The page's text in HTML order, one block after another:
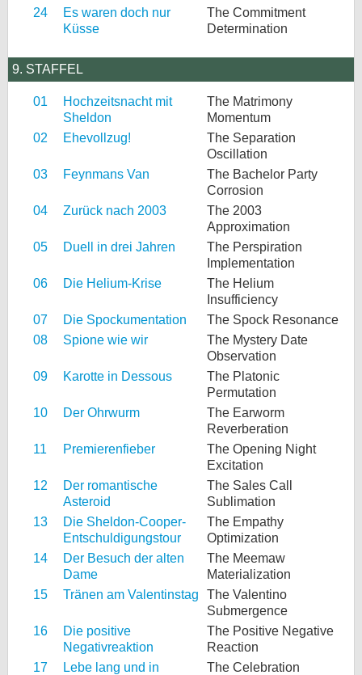
24
Es waren doch nur
Küsse
The Commitment
Determination
9. STAFFEL
01
Hochzeitsnacht mit
Sheldon
The Matrimony
Momentum
02
Ehevollzug!
The Separation
Oscillation
03
Feynmans Van
The Bachelor Party
Corrosion
04
Zurück nach 2003
The 2003
Approximation
05
Duell in drei Jahren
The Perspiration
Implementation
06
Die Helium-Krise
The Helium
Insufficiency
07
Die Spockumentation
The Spock Resonance
08
Spione wie wir
The Mystery Date
Observation
09
Karotte in Dessous
The Platonic
Permutation
10
Der Ohrwurm
The Earworm
Reverberation
11
Premierenfieber
The Opening Night
Excitation
12
Der romantische
Asteroid
The Sales Call
Sublimation
13
Die Sheldon-Cooper-
Entschuldigungstour
The Empathy
Optimization
14
Der Besuch der alten
Dame
The Meemaw
Materialization
15
Tränen am Valentinstag
The Valentino
Submergence
16
Die positive
Negativreaktion
The Positive Negative
Reaction
17
Lebe lang und in
The Celebration